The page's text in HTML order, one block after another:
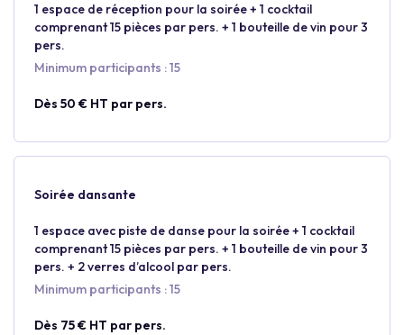
1 espace de réception pour la soirée + 1 cocktail
comprenant 15 pièces par pers. + 1 bouteille de vin pour 3
pers.
Minimum participants : 15
Dès 50 € HT par pers.
Soirée dansante
1 espace avec piste de danse pour la soirée + 1 cocktail
comprenant 15 pièces par pers. + 1 bouteille de vin pour 3
pers. + 2 verres d’alcool par pers.
Minimum participants : 15
Dès 75 € HT par pers.